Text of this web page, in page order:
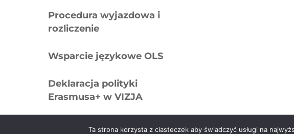
Procedura wyjazdowa i
rozliczenie
Wsparcie językowe OLS
Deklaracja polityki
Erasmusa+ w VIZJA
Ta strona korzysta z ciasteczek aby świadczyć usługi na